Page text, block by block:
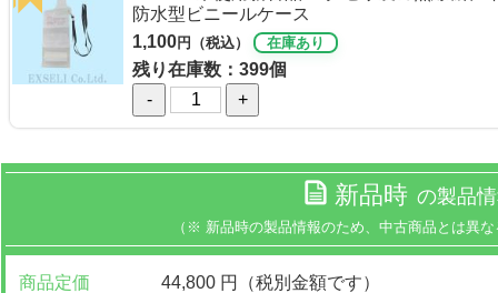
防水型ビニールケース
1,100円（税込） 在庫あり
残り在庫数：399個
-
+
新品時 の製品
（※ 新品時の製品情報のため、中古商品とは異な
商品定価 44,800 円（税別金額です）